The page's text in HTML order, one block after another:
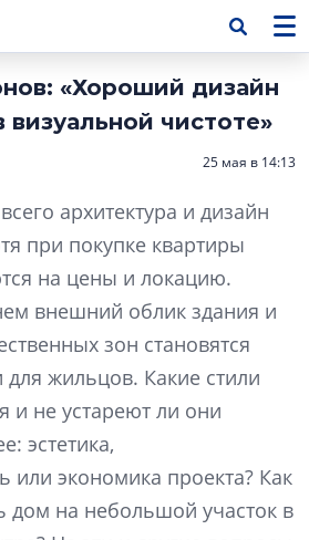
«Хороший дизайн
визуальной чистоте»
25 мая в 14:13
архитектура и дизайн
при покупке квартиры
на цены и локацию.
внешний облик здания и
зон становятся
жильцов. Какие стили
и не устареют ли они
эстетика,
или экономика проекта? Как
дом на небольшой участок в